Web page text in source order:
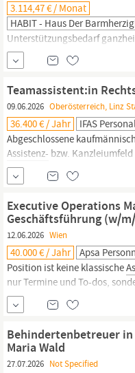
3.114,47 € / Monat
HABIT - Haus Der
Unterstützungsbedarf
Wohngemeinschaft. Die
Lebens – von der Pflege bis
der Eigenständigkeit und
– ganz im Sinne des
Erarbeitung gemeinsamer
Teamassistent:in
09.06.2026 Oberösterreich, Linz
36.400 € / Jahr IFAS
Abgeschlossene
Assistenz- bzw.
sicherer Umgang mit MS
eigenständige Arbeitsweise
Auftreten
Teamorientierung
Executive Operations
Geschäftsführung (w/
12.06.2026 Wien
40.000 € / Jahr Apsa
Position ist keine klassische
nur Termine und To-dos,
Geschäftsführung an
Geschäftsfeldern. Du sorgst
und behältst gleichzeitig den
Behindertenbetreuer in
Maria Wald
27.07.2026 Not Specified